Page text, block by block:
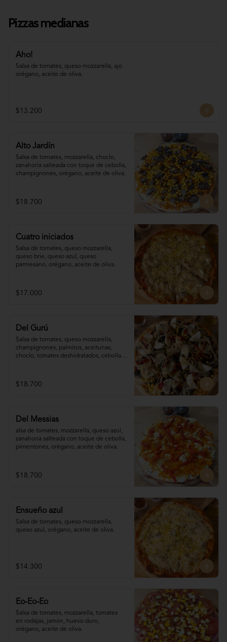
Pizzas medianas
Aho!
Salsa de tomates, queso mozzarella, ajo
orégano, aceite de oliva.
$13.200
Alto Jardín
Salsa de tomates, mozzarella, choclo,
zanahoria salteada con toque de cebolla,
champignones, orégano, aceite de oliva.
$18.700
Cuatro iniciados
Salsa de tomates, queso mozzarella,
queso brie, queso azul, queso
parmesano, orégano, aceite de oliva.
$17.000
Del Gurú
Salsa de tomates, queso mozzarella,
champignones, palmitos, aceitunas,
choclo, tomates deshidratados, cebolla
$18.700
Del Messias
alsa de tomates, mozzarella, queso azul,
zanahoria salteada con toque de cebolla,
pimentones, orégano, aceite de oliva.
$18.700
Ensueño azul
Salsa de tomates, queso mozzarella,
queso azul, orégano, aceite de oliva.
$14.300
Eo-Eo-Eo
Salsa de tomates, mozzarella, tomates
en rodajas, jamón, huevo duro,
orégano, aceite de oliva.